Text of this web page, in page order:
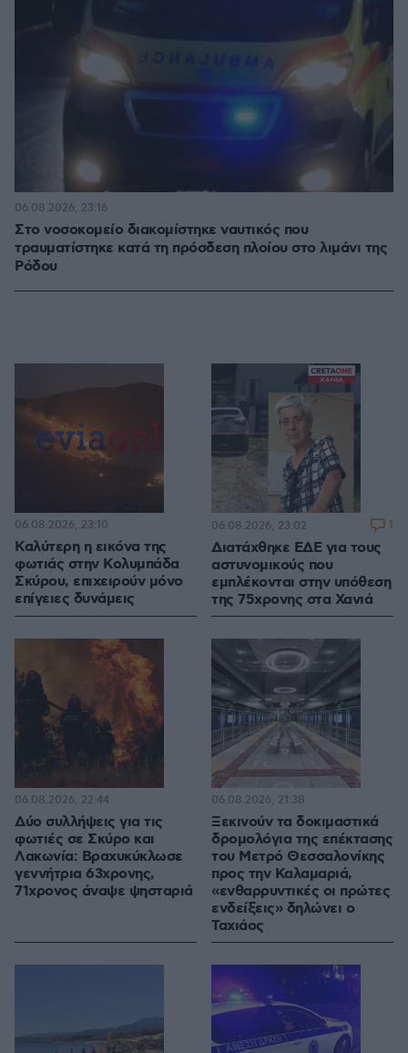
Στο νοσοκομείο διακομίστηκε ναυτικός που
τραυματίστηκε κατά τη πρόσδεση πλοίου στο λιμάνι της
Ρόδου
06.08.2026, 23:16
Καλύτερη η εικόνα της
φωτιάς στην Κολυμπάδα
Σκύρου, επιχειρούν μόνο
επίγειες δυνάμεις
06.08.2026, 23:10
Διατάχθηκε ΕΔΕ για τους
αστυνομικούς που
εμπλέκονται στην υπόθεση
της 75χρονης στα Χανιά
06.08.2026, 23:02 1
Δύο συλλήψεις για τις
φωτιές σε Σκύρο και
Λακωνία: Βραχυκύκλωσε
γεννήτρια 63χρονης,
71χρονος άναψε ψησταριά
06.08.2026, 22:44
Ξεκινούν τα δοκιμαστικά
δρομολόγια της επέκτασης
του Μετρό Θεσσαλονίκης
προς την Καλαμαριά,
«ενθαρρυντικές οι πρώτες
ενδείξεις» δηλώνει ο
Ταχιάος
06.08.2026, 21:38